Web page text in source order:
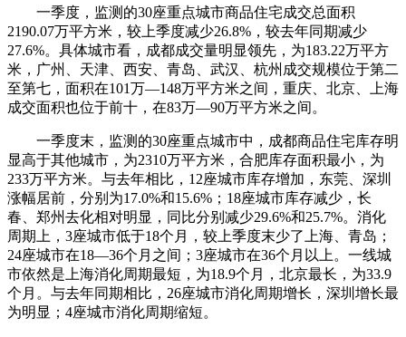
一季度，监测的30座重点城市商品住宅成交总面积
2190.07万平方米，较上季度减少26.8%，较去年同期减少
27.6%。具体城市看，成都成交量明显领先，为183.22万平方
米，广州、天津、西安、青岛、武汉、杭州成交规模位于第二
至第七，面积在101万—148万平方米之间，重庆、北京、上海
成交面积也位于前十，在83万—90万平方米之间。
一季度末，监测的30座重点城市中，成都商品住宅库存明
显高于其他城市，为2310万平方米，合肥库存面积最小，为
233万平方米。与去年相比，12座城市库存增加，东莞、深圳
涨幅居前，分别为17.0%和15.6%；18座城市库存减少，长
春、郑州去化相对明显，同比分别减少29.6%和25.7%。消化
周期上，3座城市低于18个月，较上季度末少了上海、青岛；
24座城市在18—36个月之间；3座城市在36个月以上。一线城
市依然是上海消化周期最短，为18.9个月，北京最长，为33.9
个月。与去年同期相比，26座城市消化周期增长，深圳增长最
为明显；4座城市消化周期缩短。